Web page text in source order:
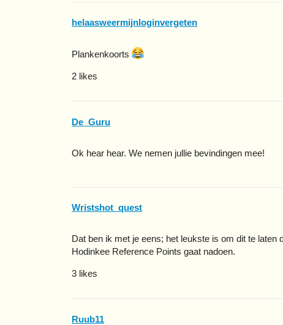
helaasweermijnloginvergeten
Plankenkoorts
2 likes
De_Guru
Ok hear hear. We nemen jullie bevindingen mee!
Wristshot_quest
Dat ben ik met je eens; het leukste is om dit te
Hodinkee Reference Points gaat nadoen.
3 likes
Ruub11